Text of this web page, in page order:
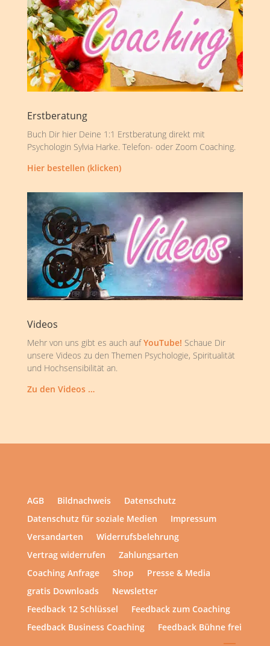
Erstberatung
Buch Dir hier Deine 1:1 Erstberatung direkt mit
Psychologin Sylvia Harke. Telefon- oder Zoom Coaching.
Hier bestellen (klicken)
Videos
Mehr von uns gibt es auch aufYouTube! Schaue Dir
unsere Videos zu den Themen Psychologie, Spiritualität
und Hochsensibilität an.
Zu den Videos …
AGB Bildnachweis
Datenschutz
Datenschutz für soziale Medien
Impressum
Versandarten
Widerrufsbelehrung
Vertrag widerrufen
Zahlungsarten
Coaching Anfrage
Shop
Presse & Media
gratis Downloads
Newsletter
Feedback 12 Schlüssel
Feedback zum Coaching
Feedback Business Coaching
Feedback Bühne frei